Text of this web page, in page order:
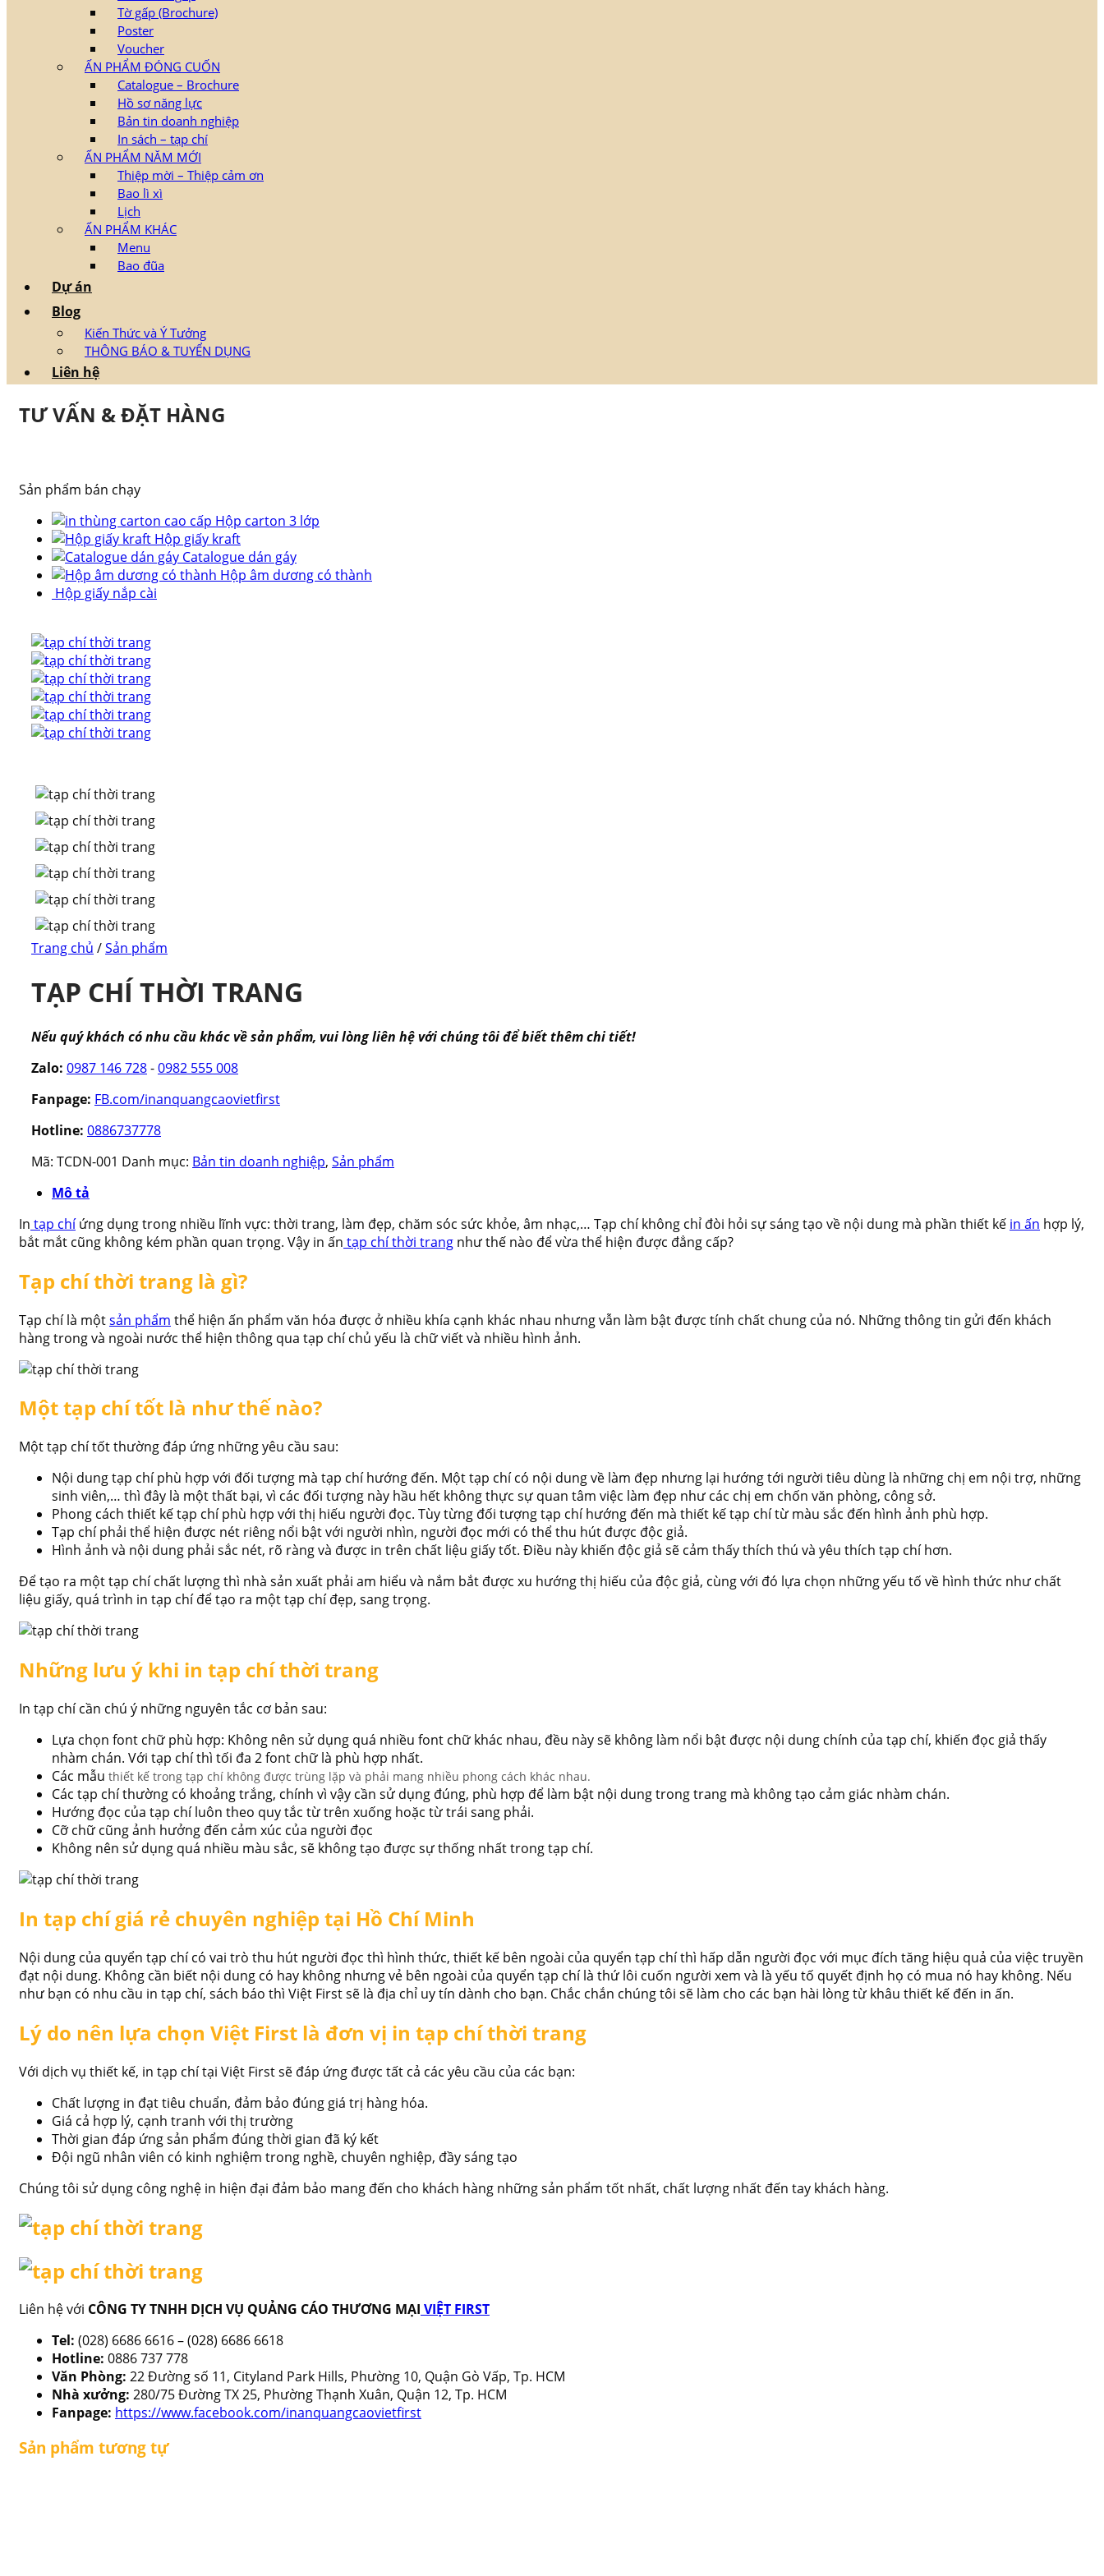
Tờ gấp (Brochure)
Poster
Voucher
ẤN PHẨM ĐÓNG CUỐN
Catalogue – Brochure
Hồ sơ năng lực
Bản tin doanh nghiệp
In sách – tạp chí
ẤN PHẨM NĂM MỚI
Thiệp mời – Thiệp cảm ơn
Bao lì xì
Lịch
ẤN PHẨM KHÁC
Menu
Bao đũa
Dự án
Blog
Kiến Thức và Ý Tưởng
THÔNG BÁO & TUYỂN DỤNG
Liên hệ
TƯ VẤN & ĐẶT HÀNG
Sản phẩm bán chạy
Hộp carton 3 lớp
Hộp giấy kraft
Catalogue dán gáy
Hộp âm dương có thành
Hộp giấy nắp cài
Trang chủ /Sản phẩm
TẠP CHÍ THỜI TRANG
Nếu quý khách có nhu cầu khác về sản phẩm, vui lòng liên hệ với chúng tôi để biết thêm chi tiết!
Zalo: 0987 146 728-0982 555 008
Fanpage: FB.com/inanquangcaovietfirst
Hotline: 0886737778
Mã: TCDN-001 Danh mục: Bản tin doanh nghiệp, Sản phẩm
Mô tả
In tạp chíứng dụng trong nhiều lĩnh vực: thời trang, làm đẹp, chăm sóc sức khỏe, âm nhạc,… Tạp chí không chỉ đòi hỏi sự sáng tạo về nội dung mà phần thiết kế in ấn hợp lý,
bắt mắt cũng không kém phần quan trọng. Vậy in ấn tạp chí thời trang như thế nào để vừa thể hiện được đẳng cấp?
Tạp chí thời trang là gì?
Tạp chí là mộtsản phẩm thể hiện ấn phẩm văn hóa được ở nhiều khía cạnh khác nhau nhưng vẫn làm bật được tính chất chung của nó. Những thông tin gửi đến khách
hàng trong và ngoài nước thể hiện thông qua tạp chí chủ yếu là chữ viết và nhiều hình ảnh.
Một tạp chí tốt là như thế nào?
Một tạp chí tốt thường đáp ứng những yêu cầu sau:
Nội dung tạp chí phù hợp với đối tượng mà tạp chí hướng đến. Một tạp chí có nội dung về làm đẹp nhưng lại hướng tới người tiêu dùng là những chị em nội trợ, những
sinh viên,… thì đây là một thất bại, vì các đối tượng này hầu hết không thực sự quan tâm việc làm đẹp như các chị em chốn văn phòng, công sở.
Phong cách thiết kế tạp chí phù hợp với thị hiếu người đọc. Tùy từng đối tượng tạp chí hướng đến mà thiết kế tạp chí từ màu sắc đến hình ảnh phù hợp.
Tạp chí phải thể hiện được nét riêng nổi bật với người nhìn, người đọc mới có thể thu hút được độc giả.
Hình ảnh và nội dung phải sắc nét, rõ ràng và được in trên chất liệu giấy tốt. Điều này khiến độc giả sẽ cảm thấy thích thú và yêu thích tạp chí hơn.
Để tạo ra một tạp chí chất lượng thì nhà sản xuất phải am hiểu và nắm bắt được xu hướng thị hiếu của độc giả, cùng với đó lựa chọn những yếu tố về hình thức như chất
liệu giấy, quá trình in tạp chí để tạo ra một tạp chí đẹp, sang trọng.
Những lưu ý khi in tạp chí thời trang
In tạp chí cần chú ý những nguyên tắc cơ bản sau:
Lựa chọn font chữ phù hợp: Không nên sử dụng quá nhiều font chữ khác nhau, đều này sẽ không làm nổi bật được nội dung chính của tạp chí, khiến đọc giả thấy
nhàm chán. Với tạp chí thì tối đa 2 font chữ là phù hợp nhất.
Các mẫu thiết kế trong tạp chí không được trùng lặp và phải mang nhiều phong cách khác nhau.
Các tạp chí thường có khoảng trắng, chính vì vậy cần sử dụng đúng, phù hợp để làm bật nội dung trong trang mà không tạo cảm giác nhàm chán.
Hướng đọc của tạp chí luôn theo quy tắc từ trên xuống hoặc từ trái sang phải.
Cỡ chữ cũng ảnh hưởng đến cảm xúc của người đọc
Không nên sử dụng quá nhiều màu sắc, sẽ không tạo được sự thống nhất trong tạp chí.
In tạp chí giá rẻ chuyên nghiệp tại Hồ Chí Minh
Nội dung của quyển tạp chí có vai trò thu hút người đọc thì hình thức, thiết kế bên ngoài của quyển tạp chí thì hấp dẫn người đọc với mục đích tăng hiệu quả của việc truyền
đạt nội dung. Không cần biết nội dung có hay không nhưng vẻ bên ngoài của quyển tạp chí là thứ lôi cuốn người xem và là yếu tố quyết định họ có mua nó hay không. Nếu
như bạn có nhu cầu in tạp chí, sách báo thì Việt First sẽ là địa chỉ uy tín dành cho bạn. Chắc chắn chúng tôi sẽ làm cho các bạn hài lòng từ khâu thiết kế đến in ấn.
Lý do nên lựa chọn Việt First là đơn vị in tạp chí thời trang
Với dịch vụ thiết kế, in tạp chí tại Việt First sẽ đáp ứng được tất cả các yêu cầu của các bạn:
Chất lượng in đạt tiêu chuẩn, đảm bảo đúng giá trị hàng hóa.
Giá cả hợp lý, cạnh tranh với thị trường
Thời gian đáp ứng sản phẩm đúng thời gian đã ký kết
Đội ngũ nhân viên có kinh nghiệm trong nghề, chuyên nghiệp, đầy sáng tạo
Chúng tôi sử dụng công nghệ in hiện đại đảm bảo mang đến cho khách hàng những sản phẩm tốt nhất, chất lượng nhất đến tay khách hàng.
Liên hệ với CÔNG TY TNHH DỊCH VỤ QUẢNG CÁO THƯƠNG MẠI VIỆT FIRST
Tel: (028) 6686 6616 – (028) 6686 6618
Hotline: 0886 737 778
Văn Phòng: 22 Đường số 11, Cityland Park Hills, Phường 10, Quận Gò Vấp, Tp. HCM
Nhà xưởng: 280/75 Đường TX 25, Phường Thạnh Xuân, Quận 12, Tp. HCM
Fanpage: https://www.facebook.com/inanquangcaovietfirst
Sản phẩm tương tự